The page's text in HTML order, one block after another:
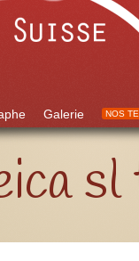
Galerie NOS